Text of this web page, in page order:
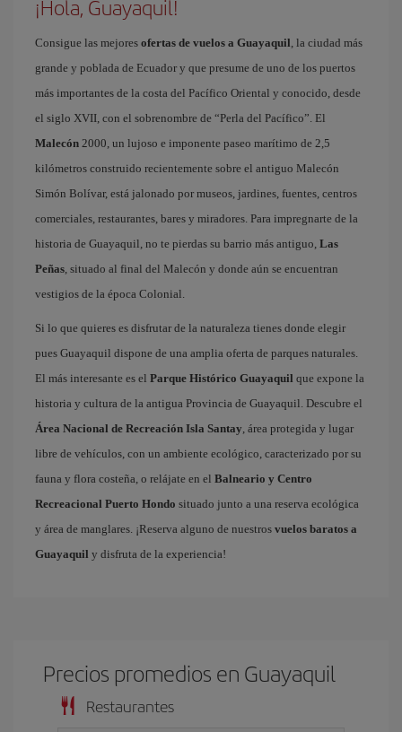
¡Hola, Guayaquil!
Consigue las mejores ofertas de vuelos a Guayaquil, la ciudad más
grande y poblada de Ecuador y que presume de uno de los puertos
más importantes de la costa del Pacífico Oriental y conocido, desde
el siglo XVII, con el sobrenombre de “Perla del Pacífico”. El
Malecón 2000, un lujoso e imponente paseo marítimo de 2,5
kilómetros construido recientemente sobre el antiguo Malecón
Simón Bolívar, está jalonado por museos, jardines, fuentes, centros
comerciales, restaurantes, bares y miradores. Para impregnarte de la
historia de Guayaquil, no te pierdas su barrio más antiguo, Las
Peñas, situado al final del Malecón y donde aún se encuentran
vestigios de la época Colonial.
Si lo que quieres es disfrutar de la naturaleza tienes donde elegir
pues Guayaquil dispone de una amplia oferta de parques naturales.
El más interesante es el Parque Histórico Guayaquil que expone la
historia y cultura de la antigua Provincia de Guayaquil. Descubre el
Área Nacional de Recreación Isla Santay, área protegida y lugar
libre de vehículos, con un ambiente ecológico, caracterizado por su
fauna y flora costeña, o relájate en el Balneario y Centro
Recreacional Puerto Hondo situado junto a una reserva ecológica
y área de manglares. ¡Reserva alguno de nuestros vuelos baratos a
Guayaquil y disfruta de la experiencia!
Precios promedios en Guayaquil
Restaurantes